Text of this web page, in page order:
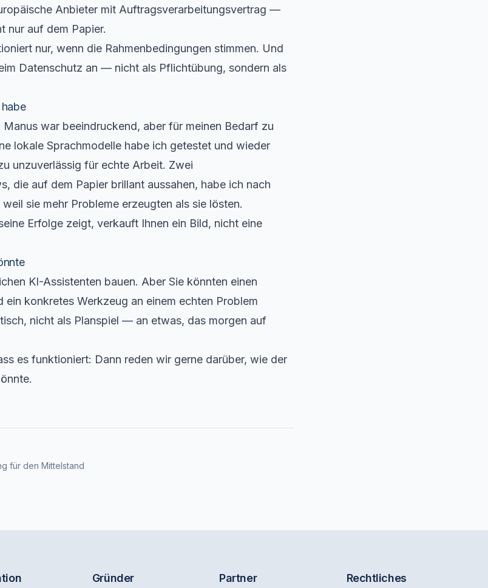
Anbieter mit Auftragsverarbeitungsvertrag —
nur auf dem Papier.
nur, wenn die Rahmenbedingungen stimmen. Und
Datenschutz an — nicht als Pflichtübung, sondern als
war beeindruckend, aber für meinen Bedarf zu
lokale Sprachmodelle habe ich getestet und wieder
unzuverlässig für echte Arbeit. Zwei
die auf dem Papier brillant aussahen, habe ich nach
sie mehr Probleme erzeugten als sie lösten.
Erfolge zeigt, verkauft Ihnen ein Bild, nicht eine
KI-Assistenten bauen. Aber Sie könnten einen
ein konkretes Werkzeug an einem echten Problem
nicht als Planspiel — an etwas, das morgen auf
es funktioniert: Dann reden wir gerne darüber, wie der
für den Mittelstand
Gründer Partner Rechtliches